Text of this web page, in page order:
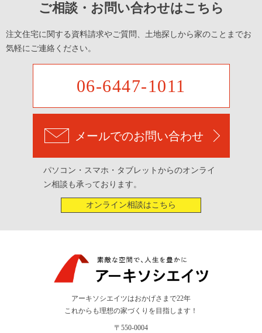
ご相談・お問い合わせはこちら
注文住宅に関する資料請求やご質問、土地探しから家のことまでお
気軽にご連絡ください。
06-6447-1011
メールでのお問い合わせ
パソコン・スマホ・タブレットからのオンライ
ン相談も承っております。
オンライン相談はこちら
アーキソシエイツはおかげさまで22年
これからも理想の家づくりを目指します！
〒550-0004